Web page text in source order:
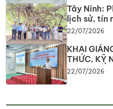
Tây Ninh:
lịch sử, tín
du lịch
22/07/2026
KHAI
THỨC, KỸ
CỘNG
22/07/2026